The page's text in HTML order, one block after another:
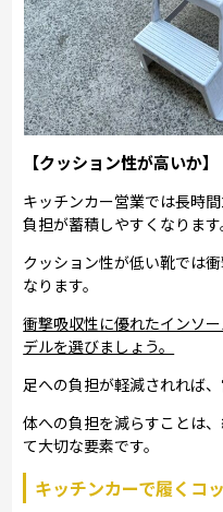
【クッション性が高いか】
キッチンカー営業では長時
負担が蓄積しやすくなります
クッション性が低い靴では
なります。
衝撃吸収性に優れたインソ
デルを選びましょう。
足への負担が軽減されれば
体への負担を減らすことは
て大切な要素です。
キッチンカーで履くコ